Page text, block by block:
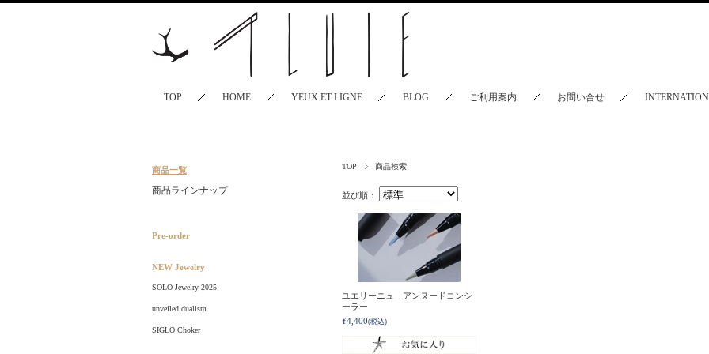
TOP HOME YEUX ET LIGNE BLOG ご利用案内 お問い合せ
TOP 商品検索
並び順：
ユエリーニュ アンヌードコンシ
ーラー
¥4,400(税込)
商品一覧
商品ラインナップ
Pre-order
NEW Jewelry
SOLO Jewelry 2025
unveiled dualism
SIGLO Choker